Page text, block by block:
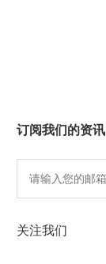
订阅我们的资讯
关注我们